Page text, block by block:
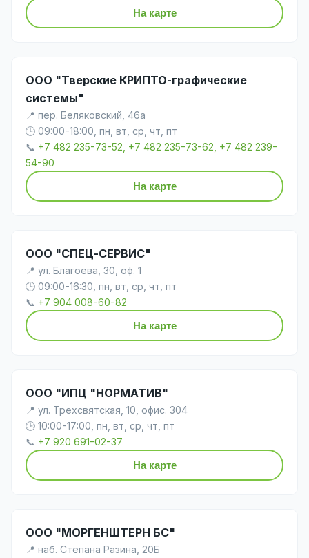
На карте
ООО "Тверские КРИПТО-графические
системы"
📍 пер. Беляковский, 46а
🕒 09:00-18:00, пн, вт, ср, чт, пт
📞 +7 482 235-73-52, +7 482 235-73-62, +7 482 239-
54-90
На карте
ООО "СПЕЦ-СЕРВИС"
📍 ул. Благоева, 30, оф. 1
🕒 09:00-16:30, пн, вт, ср, чт, пт
📞 +7 904 008-60-82
На карте
ООО "ИПЦ "НОРМАТИВ"
📍 ул. Трехсвятская, 10, офис. 304
🕒 10:00-17:00, пн, вт, ср, чт, пт
📞 +7 920 691-02-37
На карте
ООО "МОРГЕНШТЕРН БС"
📍 наб. Степана Разина, 20Б